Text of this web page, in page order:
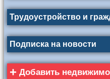
Трудоустройство и
Подписка на новости
+ Добавить